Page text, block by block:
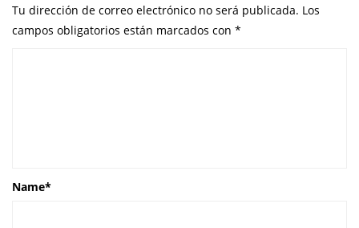
Tu dirección de correo electrónico no será publicada. Los
campos obligatorios están marcados con *
Name*